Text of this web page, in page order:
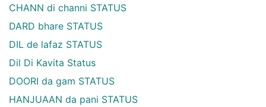
CHANN di channi STATUS
DARD bhare STATUS
DIL de lafaz STATUS
Dil Di Kavita Status
DOORI da gam STATUS
HANJUAAN da pani STATUS